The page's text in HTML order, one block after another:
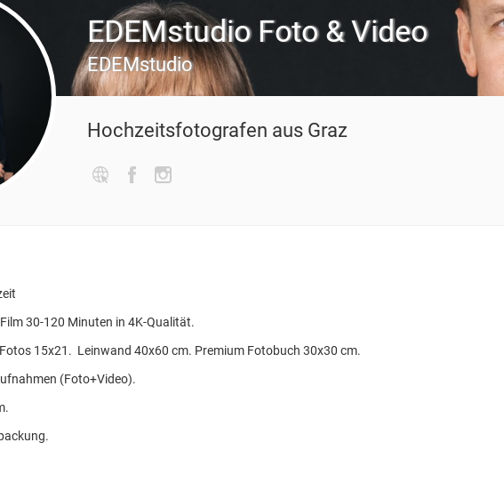
EDEMstudio Foto & Video
EDEMstudio
Hochzeitsfotografen aus Graz
30-120 Minuten in 4K-Qualität.
15x21. Leinwand 40x60 cm. Premium Fotobuch 30x30 cm.
(Foto+Video).